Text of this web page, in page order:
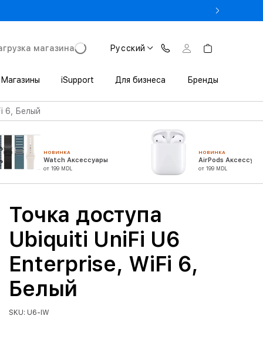
магазина Русский
Магазины iSupport Для бизнеса Бренды
6, Белый
НОВИНКА
Watch Аксессуары
от 199 MDL
НОВИНКА
AirPods
от 199 MDL
Точка доступа
Ubiquiti UniFi U6
Enterprise, WiFi 6,
Белый
SKU: U6-IW